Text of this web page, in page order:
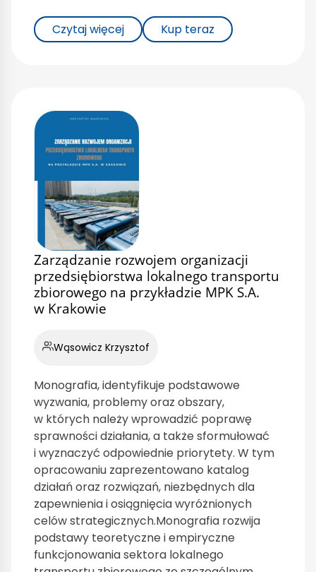
Czytaj więcej Kup teraz
Zarządzanie rozwojem organizacji
przedsiębiorstwa lokalnego transportu
zbiorowego na przykładzie MPK S.A.
w Krakowie
Wąsowicz Krzysztof
Monografia, identyfikuje podstawowe
wyzwania, problemy oraz obszary,
w których należy wprowadzić poprawę
sprawności działania, a także sformułować
i wyznaczyć odpowiednie priorytety. W tym
opracowaniu zaprezentowano katalog
działań oraz rozwiązań, niezbędnych dla
zapewnienia i osiągnięcia wyróżnionych
celów strategicznych.Monografia rozwija
podstawy teoretyczne i empiryczne
funkcjonowania sektora lokalnego